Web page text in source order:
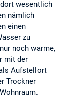
wesentlich
nämlich
einen
zu
noch warme,
mit der
Aufstellort
Trockner